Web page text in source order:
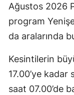
Ağustos 2026
program
da aralarında
Kesintilerin
17.00’ye kadar
saat 07.00’de